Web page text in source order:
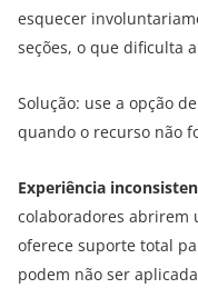
esquecer
seções, o que dificulta
Solução: use a opção
quando o recurso não
Experiência
colaboradores abrirem
oferece suporte total
podem não ser